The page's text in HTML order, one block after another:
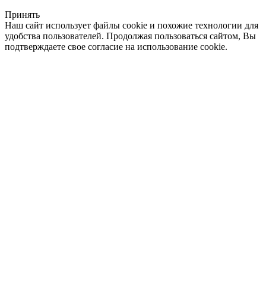
Принять
Наш сайт использует файлы cookie и похожие технологии для
удобства пользователей. Продолжая пользоваться сайтом, Вы
подтверждаете свое согласие на использование cookie.